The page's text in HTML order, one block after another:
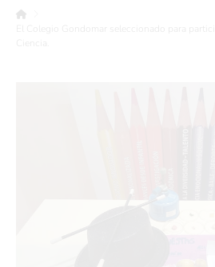
El Colegio Gondomar seleccionado para
Ciencia.